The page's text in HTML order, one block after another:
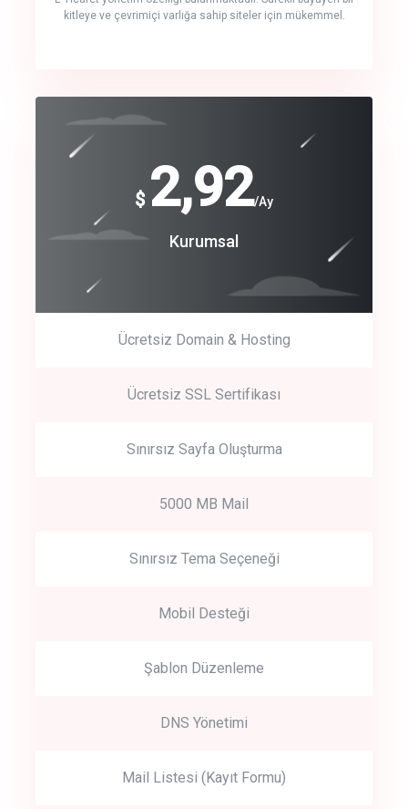
kitleye ve çevrimiçi varlığa sahip siteler için mükemmel.
crm auto cync
track energy costs
Get Started
Start by trying our service for 30 days free trial no credit card
$ 2,92/Ay
Kurumsal
Ücretsiz Domain & Hosting
Ücretsiz SSL Sertifikası
Sınırsız Sayfa Oluşturma
5000 MB Mail
Sınırsız Tema Seçeneği
Mobil Desteği
Şablon Düzenleme
DNS Yönetimi
Mail Listesi (Kayıt Formu)
$
240
Coroprate